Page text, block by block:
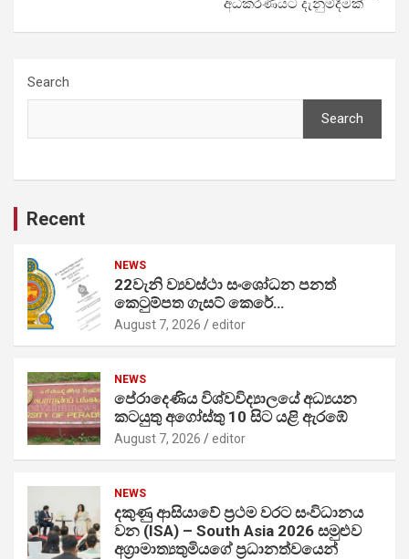
අධිකරණයට දැනුම්දීමක්
Search
Search
Recent
NEWS
22වැනි ව්‍යවස්ථා සංශෝධන පනත්
කෙටුම්පත ගැසට් කෙරේ…
August 7, 2026 editor
NEWS
පේරාදෙණිය විශ්වවිද්‍යාලයේ අධ්‍යයන
කටයුතු අගෝස්තු 10 සිට යළි ඇරඹේ
August 7, 2026 editor
NEWS
දකුණු ආසියාවේ ප්‍රථම වරට සංවිධානය
වන (ISA) – South Asia 2026 සමුළුව
අග්‍රාමාත්‍යතුමියගේ ප්‍රධානත්වයෙන්